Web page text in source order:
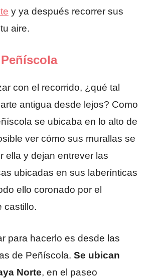
y ya después recorrer sus
aire.
con el recorrido, ¿qué tal
antigua desde lejos? Como
se ubicaba en lo alto de
ver cómo sus murallas se
ella y dejan entrever las
ubicadas en sus laberínticas
ello coronado por el
castillo.
para hacerlo es desde las
de Peñíscola. Se ubican
Norte, en el paseo